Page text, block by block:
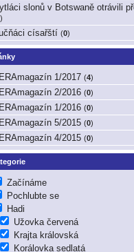
slonů v Botswaně otrávili
)
císařští (0)
1/2017 (4)
2/2016 (0)
1/2016 (0)
5/2015 (0)
4/2015 (0)
Začínáme
Pochlubte se
Hadi
Užovka červená
Krajta královská
Korálovka sedlatá